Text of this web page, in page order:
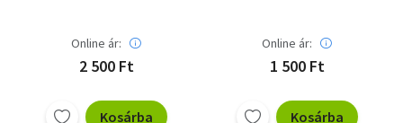
Online ár:
2 500 Ft
Kosárba
Online ár:
1 500 Ft
Kosárba